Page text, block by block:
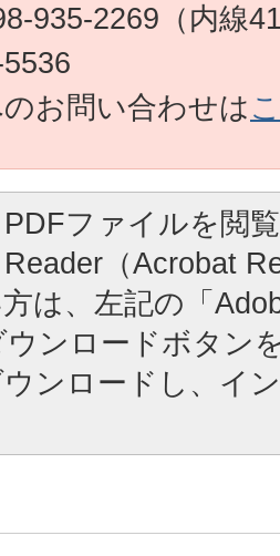
935-2269（内線
お問い合わせは
PDFファイルを閲
Reader（Acrobat
は、左記の「
ウンロードボタン
ウンロードし、イ